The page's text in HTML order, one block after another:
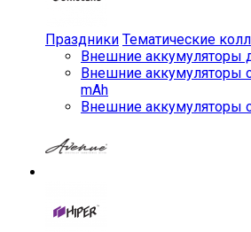
Праздники Тематические
Внешние аккумуляторы
Внешние аккумуляторы
mAh
Внешние аккумуляторы